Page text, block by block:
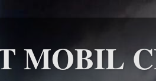
MOBIL